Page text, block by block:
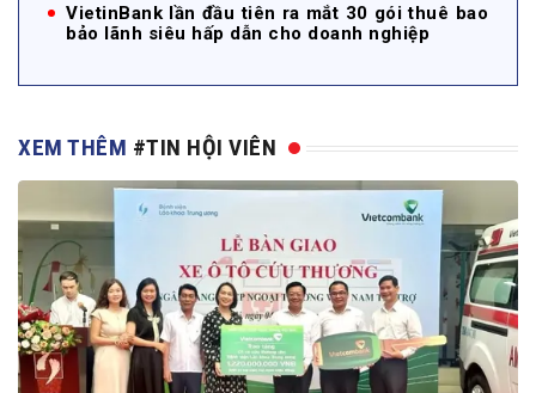
VietinBank lần đầu tiên ra mắt 30 gói thuê bao
bảo lãnh siêu hấp dẫn cho doanh nghiệp
XEM THÊM #TIN HỘI VIÊN